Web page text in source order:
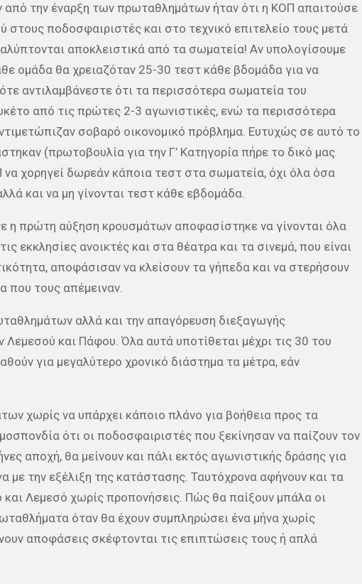
από την έναρξη των πρωταθλημάτων ήταν ότι η ΚΟΠ απαιτούσε
ποδοσφαιριστές και στο τεχνικό επιτελείο τους μετά
αποκλειστικά από τα σωματεία! Αν υπολογίσουμε
ομάδα θα χρειαζόταν 25-30 τεστ κάθε βδομάδα για να
αντιλαμβάνεστε ότι τα περισσότερα σωματεία του
από τις πρώτες 2-3 αγωνιστικές, ενώ τα περισσότερα
σοβαρό οικονομικό πρόβλημα. Ευτυχώς σε αυτό το
(πρωτοβουλία για την Γ’ Κατηγορία πήρε το δικό μας
χορηγεί δωρεάν κάποια τεστ στα σωματεία, όχι όλα όσα
και να μη γίνονται τεστ κάθε εβδομάδα.
η πρώτη αύξηση κρουσμάτων αποφασίστηκε να γίνονται όλα
εκκλησίες ανοικτές και στα θέατρα και τα σινεμά, που είναι
αποφάσισαν να κλείσουν τα γήπεδα και να στερήσουν
που τους απέμειναν.
αλλά και την απαγόρευση διεξαγωγής
και Πάφου. Όλα αυτά υποτίθεται μέχρι τις 30 του
για μεγαλύτερο χρονικό διάστημα τα μέτρα, εάν
χωρίς να υπάρχει κάποιο πλάνο για βοήθεια προς τα
ότι οι ποδοσφαιριστές που ξεκίνησαν να παίζουν τον
αποχή, θα μείνουν και πάλι εκτός αγωνιστικής δράσης για
με την εξέλιξη της κατάστασης. Ταυτόχρονα αφήνουν και τα
Λεμεσό χωρίς προπονήσεις. Πώς θα παίξουν μπάλα οι
όταν θα έχουν συμπληρώσει ένα μήνα χωρίς
αποφάσεις σκέφτονται τις επιπτώσεις τους ή απλά